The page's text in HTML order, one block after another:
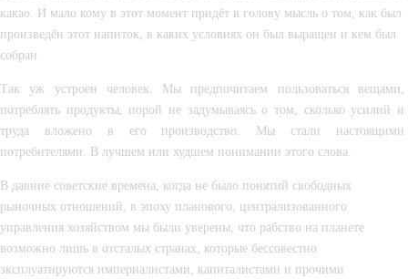
какао. И мало кому в этот момент придёт в голову мысль о том, как был
произведён этот напиток, в каких условиях он был выращен и кем был
собран.
Так уж устроен человек. Мы предпочитаем пользоваться вещами,
потреблять продукты, порой не задумываясь о том, сколько усилий и
труда вложено в его производство. Мы стали настоящими
потребителями. В лучшем или худшем понимании этого слова.
В давние советские времена, когда не было понятий свободных
рыночных отношений, в эпоху планового, централизованного
управления хозяйством мы были уверены, что рабство на планете
возможно лишь в отсталых странах, которые бессовестно
эксплуатируются империалистами, капиталистами и прочими